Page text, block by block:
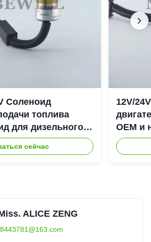
Соленоид
топлива
для дизельного
6CT
сейчас
12V/
OEM и
ALICE ZENG